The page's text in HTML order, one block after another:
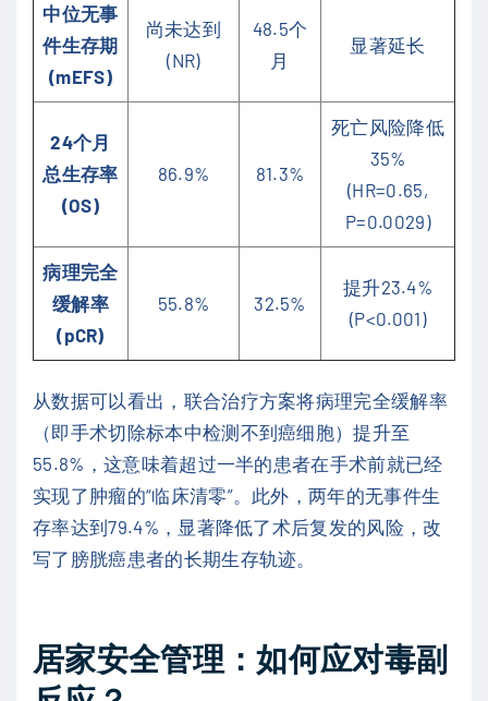
中位无事
件生存期
(mEFS)
尚未达到
(NR)
48.5个
月
显著延长
24个月
总生存率
(OS)
86.9% 81.3%
死亡风险降低
35%
(HR=0.65,
P=0.0029)
病理完全
缓解率
(pCR)
55.8% 32.5%
提升23.4%
(P<0.001)
从数据可以看出，联合治疗方案将病理完全缓解率
（即手术切除标本中检测不到癌细胞）提升至
55.8%，这意味着超过一半的患者在手术前就已经
实现了肿瘤的“临床清零”。此外，两年的无事件生
存率达到79.4%，显著降低了术后复发的风险，改
写了膀胱癌患者的长期生存轨迹。
居家安全管理：如何应对毒副